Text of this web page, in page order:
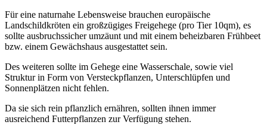
Für eine naturnahe Lebensweise brauchen europäische
Landschildkröten ein großzügiges Freigehege (pro Tier 10qm), es
sollte ausbruchssicher umzäunt und mit einem beheizbaren Frühbeet
bzw. einem Gewächshaus ausgestattet sein.
Des weiteren sollte im Gehege eine Wasserschale, sowie viel
Struktur in Form von Versteckpflanzen, Unterschlüpfen und
Sonnenplätzen nicht fehlen.
Da sie sich rein pflanzlich ernähren, sollten ihnen immer
ausreichend Futterpflanzen zur Verfügung stehen.